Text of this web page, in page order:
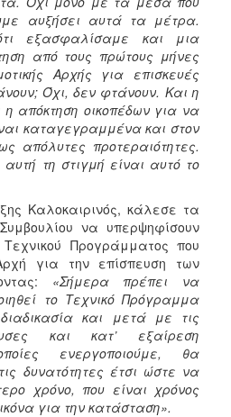
αυξήσει αυτά τα μέτρα.
εξασφαλίσαμε και μια
από τους πρώτους μήνες
Αρχής για επισκευές
Όχι, δεν φτάνουν. Και η
η απόκτηση οικοπέδων για να
καταγεγραμμένα και στον
απόλυτες προτεραιότητες.
τη στιγμή είναι αυτό το
Καλοκαιρινός, κάλεσε τα
να υπερψηφίσουν
Τεχνικού Προγράμματος που
για την επίσπευση των
«Σήμερα πρέπει να
το Τεχνικό Πρόγραμμα
και μετά με τις
και κατ’ εξαίρεση
ενεργοποιούμε, θα
δυνατότητες έτσι ώστε να
χρόνο, που είναι χρόνος
για την κατάσταση».